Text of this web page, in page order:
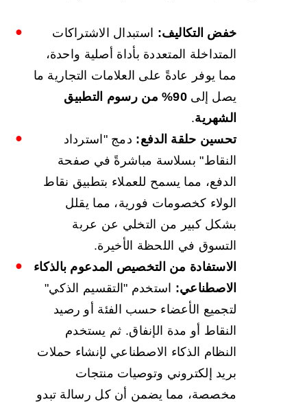
خفض التكاليف: استبدال الاشتراكات
المتداخلة المتعددة بأداة أصلية واحدة،
مما يوفر عادةً على العلامات التجارية ما
يصل إلى
90% من رسوم التطبيق
الشهرية.
تحسين حلقة الدفع: دمج "استرداد
النقاط" بسلاسة مباشرةً في صفحة
الدفع، مما يسمح للعملاء بتطبيق نقاط
الولاء كخصومات فورية، مما يقلل
بشكل كبير من التخلي عن عربة
التسوق في اللحظة الأخيرة.
الاستفادة من التخصيص المدعوم بالذكاء
الاصطناعي: استخدم "التقسيم الذكي"
لتجميع الأعضاء حسب الفئة أو رصيد
النقاط أو مدة الإنفاق. ثم يستخدم
النظام الذكاء الاصطناعي لإنشاء حملات
بريد إلكتروني وتوصيات منتجات
مخصصة، مما يضمن أن كل رسالة تبدو